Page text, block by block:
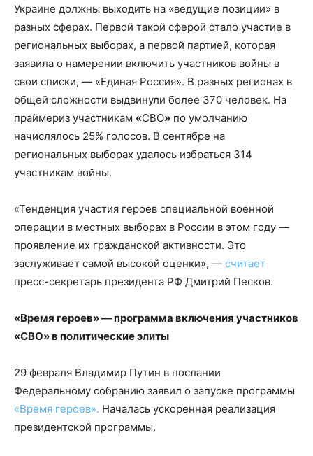
Украине должны выходить на «ведущие позиции» в
разных сферах. Первой такой сферой стало участие в
региональных выборах, а первой партией, которая
заявила о намерении включить участников войны в
свои списки, — «Единая Россия». В разных регионах в
общей сложности выдвинули более 370 человек. На
праймериз участникам «СВО» по умолчанию
начислялось 25% голосов. В сентябре на
региональных выборах удалось избраться 314
участникам войны.
«Тенденция участия героев специальной военной
операции в местных выборах в России в этом году —
проявление их гражданской активности. Это
заслуживает самой высокой оценки», — считает
пресс-секретарь президента РФ Дмитрий Песков.
«Время героев» — программа включения участников
«СВО» в политические элиты
29 февраля Владимир Путин в послании
Федеральному собранию заявил о запуске программы
«Время героев». Началась ускоренная реализация
президентской программы.